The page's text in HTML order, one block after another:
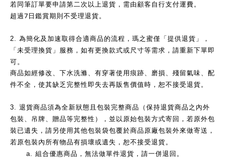
若同筆訂單要申請第二次以上退貨，需由顧客自行支付運費。
超過7 日鑑賞期則不受理退貨。
2. 為簡化及加速取得合適商品的流程，瑪之蜜僅「提供退貨」，
「未受理換貨」服務，如有更換款式或尺寸等需求，請重新下單即
可。
商品如經修改、下水洗滌、有穿著使用痕跡、磨損、殘留氣味、配
件不全，使其缺乏完整性即失去再販售價值時，恕不接受退貨。
3. 退貨商品須為全新狀態且包裝完整商品（保持退貨商品之內外
包裝、吊牌、贈品等完整性），並以原始包裝方式寄回，若原外包
裝已遺失，請另使用其他包裝袋包覆於商品原廠包裝外來做寄送，
若原包裝內所有物品有損壞或遺失，恕不接受退貨。
a. 組合優惠商品，無法做單件退貨，請一併退回。